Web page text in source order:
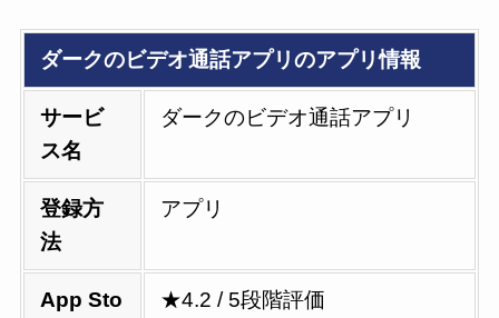
ダークのビデオ通話アプリのアプリ情報
サービ
ス名
ダークのビデオ通話アプリ
登録方
法
アプリ
App Sto
★4.2 / 5段階評価